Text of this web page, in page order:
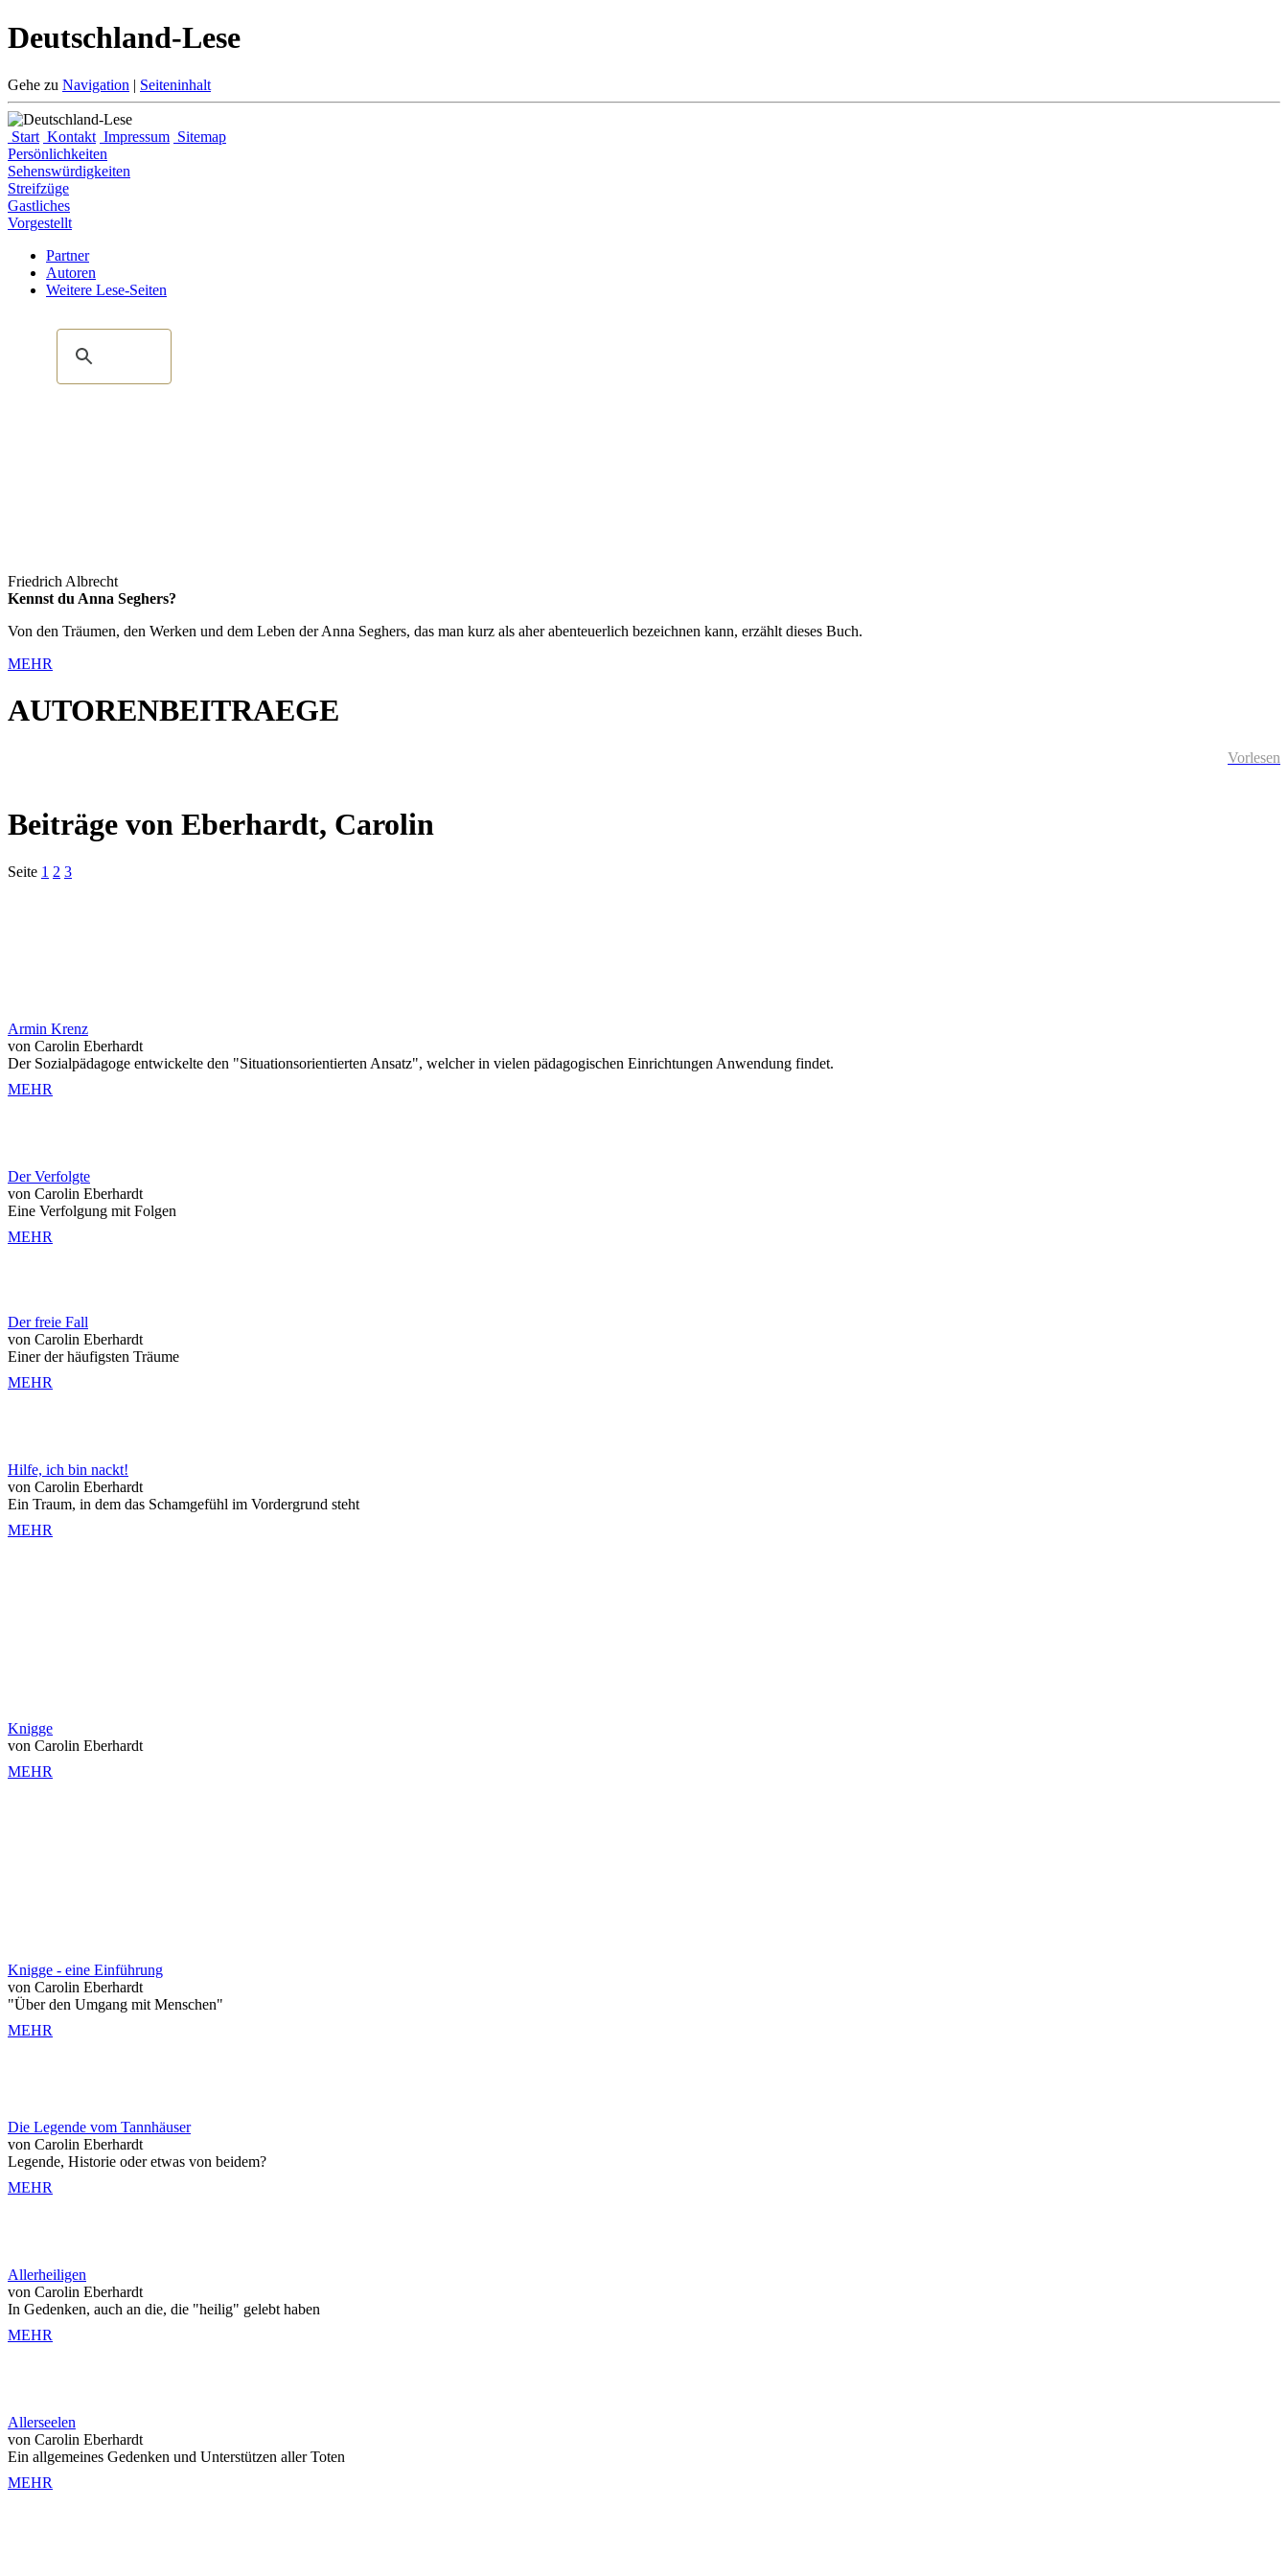
Deutschland-Lese
Gehe zu Navigation | Seiteninhalt
Start Kontakt Impressum Sitemap
Persönlichkeiten
Sehenswürdigkeiten
Streifzüge
Gastliches
Vorgestellt
Partner
Autoren
Weitere Lese-Seiten
Friedrich Albrecht
Kennst du Anna Seghers?
Von den Träumen, den Werken und dem Leben der Anna Seghers, das man kurz als aher abenteuerlich bezeichnen kann, erzählt dieses Buch.
MEHR
AUTORENBEITRAEGE
Vorlesen
Beiträge von Eberhardt, Carolin
Seite 1 2 3
Armin Krenz
von Carolin Eberhardt
Der Sozialpädagoge entwickelte den "Situationsorientierten Ansatz", welcher in vielen pädagogischen Einrichtungen Anwendung findet.
MEHR
Der Verfolgte
von Carolin Eberhardt
Eine Verfolgung mit Folgen
MEHR
Der freie Fall
von Carolin Eberhardt
Einer der häufigsten Träume
MEHR
Hilfe, ich bin nackt!
von Carolin Eberhardt
Ein Traum, in dem das Schamgefühl im Vordergrund steht
MEHR
Knigge
von Carolin Eberhardt
MEHR
Knigge - eine Einführung
von Carolin Eberhardt
"Über den Umgang mit Menschen"
MEHR
Die Legende vom Tannhäuser
von Carolin Eberhardt
Legende, Historie oder etwas von beidem?
MEHR
Allerheiligen
von Carolin Eberhardt
In Gedenken, auch an die, die "heilig" gelebt haben
MEHR
Allerseelen
von Carolin Eberhardt
Ein allgemeines Gedenken und Unterstützen aller Toten
MEHR